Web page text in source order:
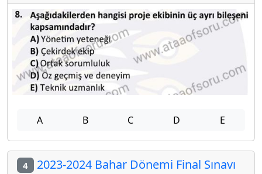
A B C D E
4 2023-2024 Bahar Dönemi Final Sınavı